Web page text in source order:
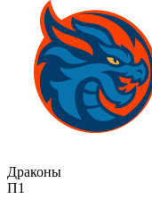
Драконы
П1